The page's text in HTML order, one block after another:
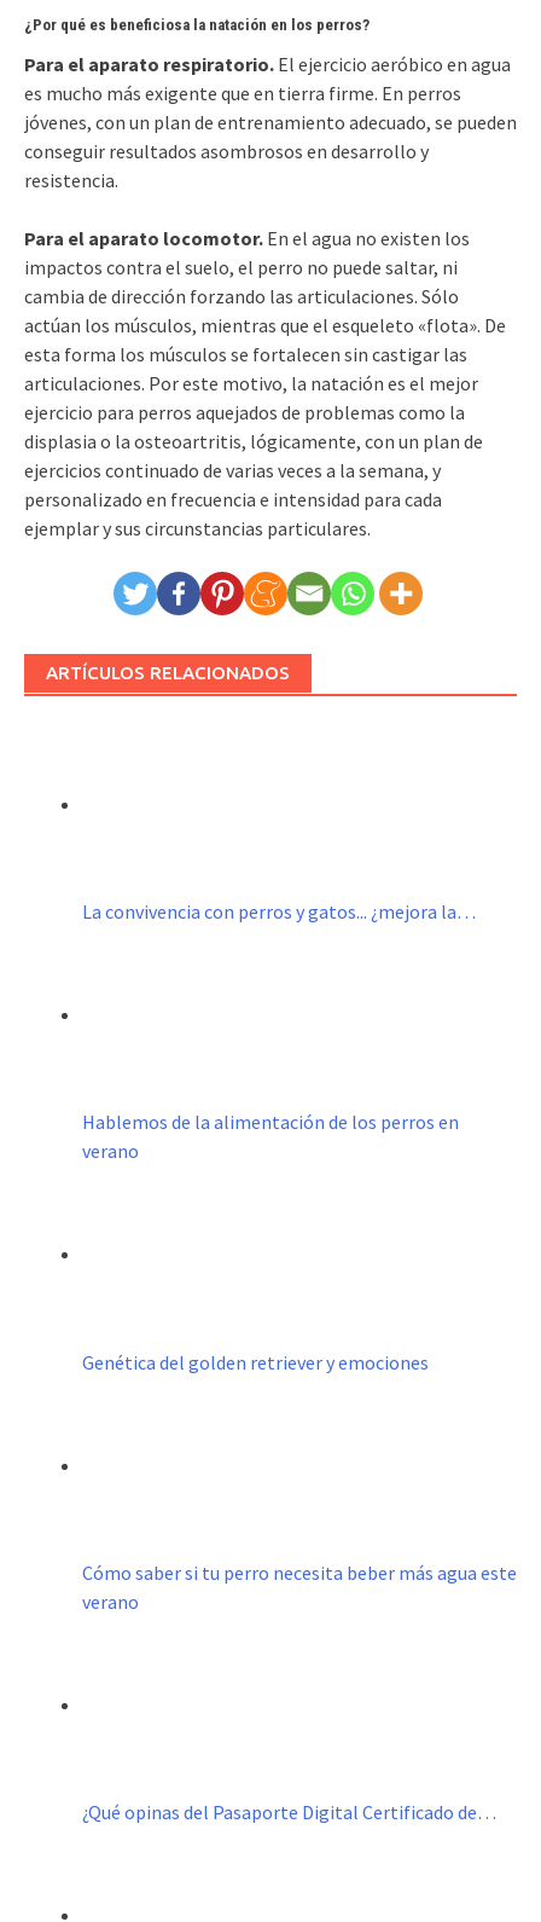
¿Por qué es beneficiosa la natación en los perros?
Para el aparato respiratorio. El ejercicio aeróbico en agua
es mucho más exigente que en tierra firme. En perros
jóvenes, con un plan de entrenamiento adecuado, se pueden
conseguir resultados asombrosos en desarrollo y
resistencia.
Para el aparato locomotor. En el agua no existen los
impactos contra el suelo, el perro no puede saltar, ni
cambia de dirección forzando las articulaciones. Sólo
actúan los músculos, mientras que el esqueleto «flota». De
esta forma los músculos se fortalecen sin castigar las
articulaciones. Por este motivo, la natación es el mejor
ejercicio para perros aquejados de problemas como la
displasia o la osteoartritis, lógicamente, con un plan de
ejercicios continuado de varias veces a la semana, y
personalizado en frecuencia e intensidad para cada
ejemplar y sus circunstancias particulares.
ARTÍCULOS RELACIONADOS
La convivencia con perros y gatos... ¿mejora la…
Hablemos de la alimentación de los perros en
verano
Genética del golden retriever y emociones
Cómo saber si tu perro necesita beber más agua este
verano
¿Qué opinas del Pasaporte Digital Certificado de…